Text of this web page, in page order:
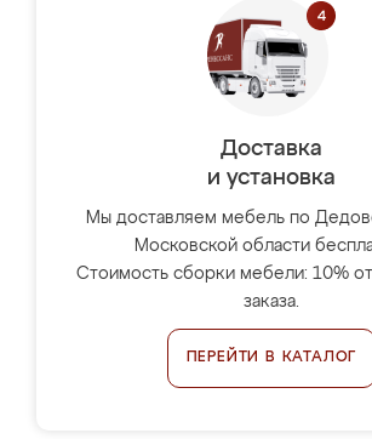
Доставка
и установка
Мы доставляем мебель по
Московской области
Стоимость сборки мебели: 10%
заказа.
ПЕРЕЙТИ В КАТАЛОГ